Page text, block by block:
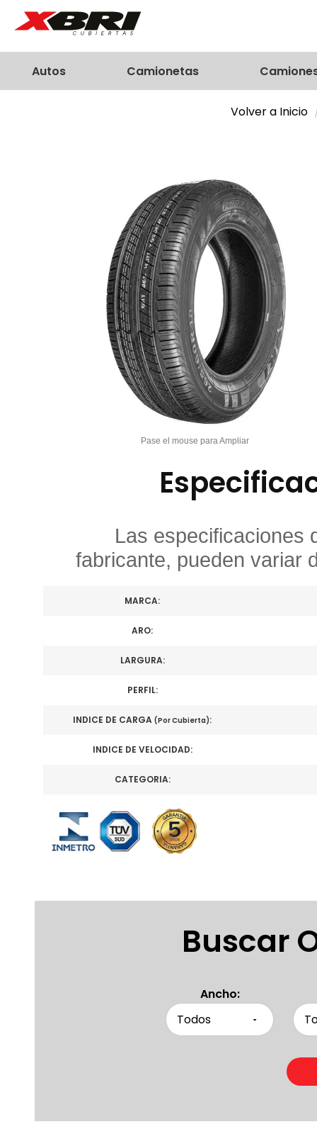
Autos Camionetas
Volver a Inicio
Pase el mouse para Ampliar
Las especificaciones
fabricante, pueden variar
MARCA:
ARO:
LARGURA:
PERFIL:
INDICE DE CARGA (Por Cubierta):
INDICE DE VELOCIDAD:
CATEGORIA:
Buscar
Ancho: